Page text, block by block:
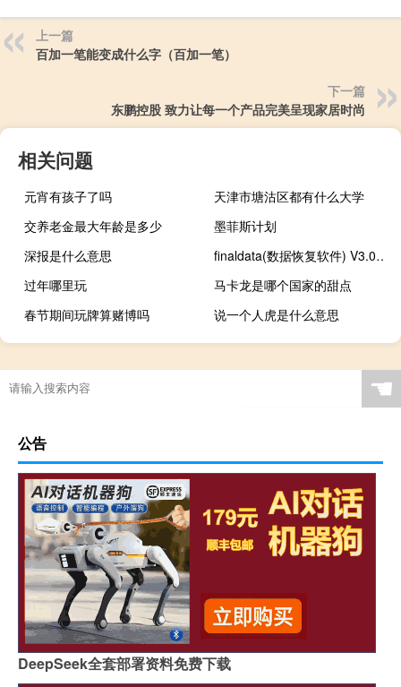
上一篇
百加一笔能变成什么字（百加一笔）
下一篇
东鹏控股 致力让每一个产品完美呈现家居时尚
相关问题
元宵有孩子了吗
天津市塘沽区都有什么大学
交养老金最大年龄是多少
墨菲斯计划
深报是什么意思
finaldata(数据恢复软件) V3.0 绿色版（finaldata(数据恢复软件) V3.0 绿色版功能简介）
过年哪里玩
马卡龙是哪个国家的甜点
春节期间玩牌算赌博吗
说一个人虎是什么意思
☚
公告
DeepSeek全套部署资料免费下载